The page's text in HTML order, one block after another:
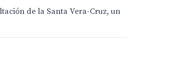
de la Santa Vera-Cruz, un